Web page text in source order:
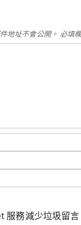
地址不會公開。 必填
服務減少垃圾留言